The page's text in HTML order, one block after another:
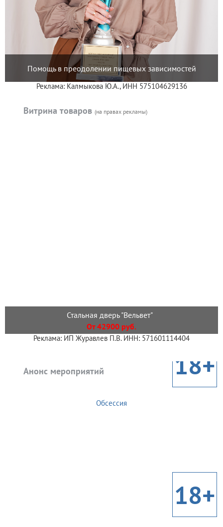
Помощь в преодолении пищевых зависимостей
Реклама: Калмыкова Ю.А., ИНН 575104629136
Витрина товаров (на правах рекламы)
Стальная дверь "Вельвет"
От 42900 руб.
Реклама: ИП Журавлев П.В. ИНН: 571601114404
Анонс мероприятий 18+
Обсессия
18+